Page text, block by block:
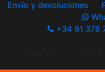
Envío y devoluciones
+34 91 378